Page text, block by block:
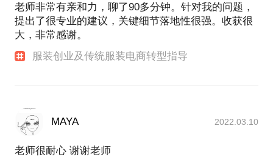
老师非常有亲和力，聊了90多分钟。针对我的问题，
提出了很专业的建议，关键细节落地性很强。收获很
大，非常感谢。
服装创业及传统服装电商转型指导
MAYA 2022.03.10
老师很耐心 谢谢老师